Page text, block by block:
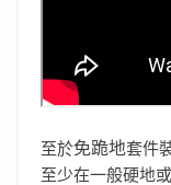
至於免跪地套件
至少在一般硬地